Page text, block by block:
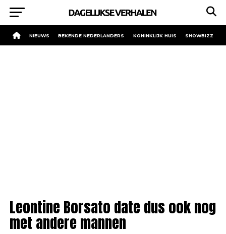
NIEUWS BEKENDE NEDERLANDERS KONINKLIJK HUIS SHOWBIZZ
Leontine Borsato date dus ook nog
met andere mannen